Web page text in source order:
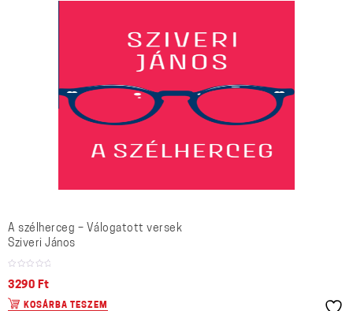
A szélherceg – Válogatott versek
Sziveri János
3290 Ft
KOSÁRBA TESZEM